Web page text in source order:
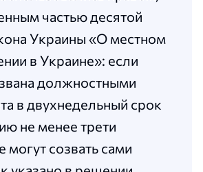
частью десятой
Украины «О местном
в Украине»: если
должностными
в двухнедельный срок
не менее трети
могут созвать сами